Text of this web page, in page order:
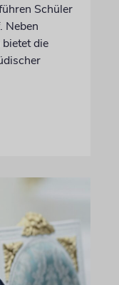
Schüler
Neben
die